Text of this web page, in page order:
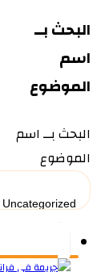
البحث بــ
اسم
الموضوع
البحث بــ اسم
الموضوع